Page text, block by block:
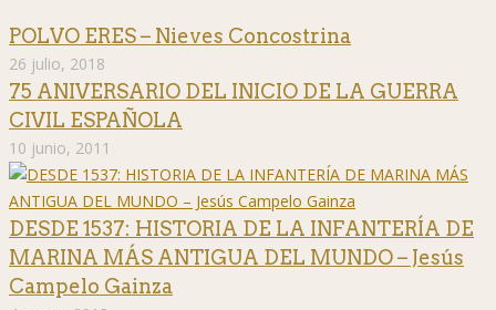
POLVO ERES – Nieves Concostrina
26 julio, 2018
75 ANIVERSARIO DEL INICIO DE LA GUERRA
CIVIL ESPAÑOLA
10 junio, 2011
DESDE 1537: HISTORIA DE LA INFANTERÍA DE
MARINA MÁS ANTIGUA DEL MUNDO – Jesús
Campelo Gainza